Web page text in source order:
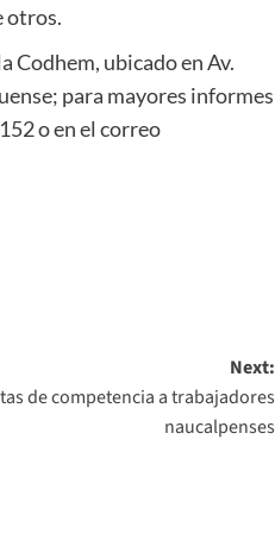
otros.
Codhem, ubicado en Av.
para mayores informes
o en el correo
Next:
de competencia a trabajadores
naucalpenses